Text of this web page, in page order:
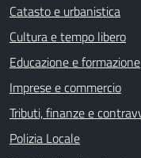
Catasto e urbanistica
Cultura e tempo libero
Educazione e formazione
Imprese e commercio
Tributi, finanze e
Polizia Locale